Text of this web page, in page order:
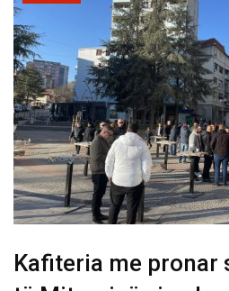
Kafiteria me pronar